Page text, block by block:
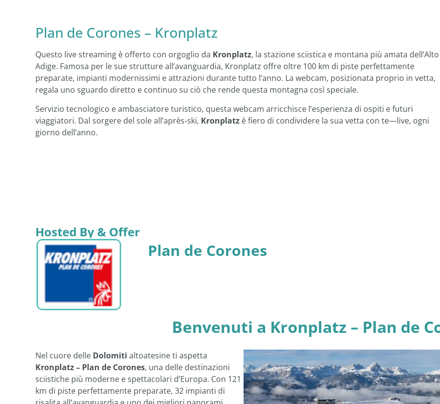
Plan de Corones – Kronplatz
Questo live streaming è offerto con orgoglio da Kronplatz, la stazione sciistica e montana più amata dell’Alto
Adige. Famosa per le sue strutture all’avanguardia, Kronplatz offre oltre 100 km di piste perfettamente
preparate, impianti modernissimi e attrazioni durante tutto l’anno. La webcam, posizionata proprio in vetta,
regala uno sguardo diretto e continuo su ciò che rende questa montagna così speciale.
Servizio tecnologico e ambasciatore turistico, questa webcam arricchisce l’esperienza di ospiti e futuri
viaggiatori. Dal sorgere del sole all’après-ski, Kronplatz è fiero di condividere la sua vetta con te—live, ogni
giorno dell’anno.
Hosted By & Offer
Plan de Corones
Benvenuti a Kronplatz – Plan de
Nel cuore delle Dolomiti altoatesine ti aspetta
Kronplatz – Plan de Corones, una delle destinazioni
sciistiche più moderne e spettacolari d’Europa. Con 121
km di piste perfettamente preparate, 32 impianti di